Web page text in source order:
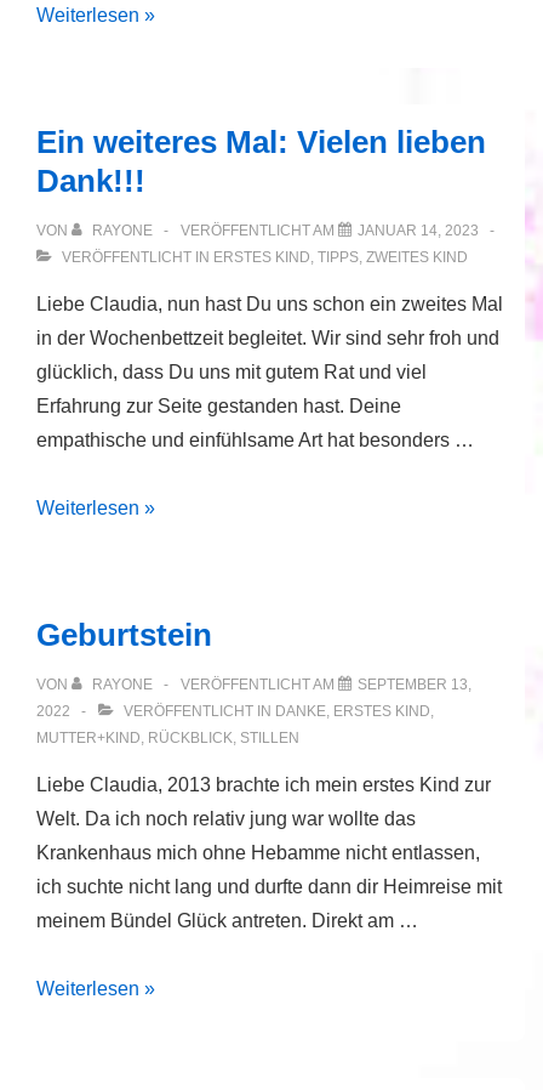
Vielen
Geburtstag!
Weiterlesen »
Ein weiteres Mal: Vielen lieben
Dank!!!
VON RAYONE VERÖFFENTLICHT AM
JANUAR 14, 2023
VERÖFFENTLICHT IN ERSTES KIND, TIPPS, ZWEITES KIND
Liebe Claudia, nun hast Du uns schon ein zweites Mal
in der Wochenbettzeit begleitet. Wir sind sehr froh und
glücklich, dass Du uns mit gutem Rat und viel
Erfahrung zur Seite gestanden hast. Deine
empathische und einfühlsame Art hat besonders …
Ein
lieben
Dank!!!
Weiterlesen »
Geburtstein
VON RAYONE VERÖFFENTLICHT AM
SEPTEMBER 13,
2022
VERÖFFENTLICHT IN DANKE, ERSTES KIND,
MUTTER+KIND, RÜCKBLICK, STILLEN
Liebe Claudia, 2013 brachte ich mein erstes Kind zur
Welt. Da ich noch relativ jung war wollte das
Krankenhaus mich ohne Hebamme nicht entlassen,
ich suchte nicht lang und durfte dann dir Heimreise mit
meinem Bündel Glück antreten. Direkt am …
Geburtstein
Weiterlesen »